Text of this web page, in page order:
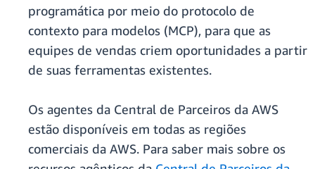
programática por meio do protocolo de
contexto para modelos (MCP), para que as
equipes de vendas criem oportunidades a partir
de suas ferramentas existentes.
Os agentes da Central de Parceiros da AWS
estão disponíveis em todas as regiões
comerciais da AWS. Para saber mais sobre os